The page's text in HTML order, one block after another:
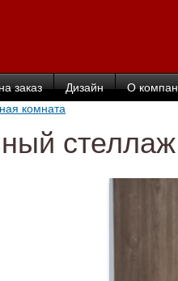
заказ Дизайн О
комната